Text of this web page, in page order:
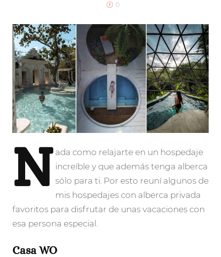
0
N ada como relajarte en un hospedaje
increíble y que además tenga alberca
sólo para ti. Por esto reuní algunos de
mis hospedajes con alberca privada
favoritos para disfrutar de unas vacaciones con
esa persona especial.
Casa WO